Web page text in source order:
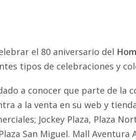
el 80 aniversario del
tipos de celebraciones y
a conocer que parte de la
a la venta en su web y
Jockey Plaza, Plaza
San Miguel. Mall